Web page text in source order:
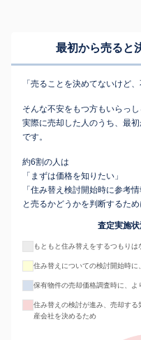
最初から売ると
「売ることを決めてないけど
そんな不安をもつ方もいらっ
実際に売却した人のうち、最
です。
約6割の人は
「まずは価格を知りたい」
「住み替え検討開始時に参考情
と売るかどうかを判断するた
査定実施
もともと住み替えをするつもり
住み替えについての検討開始時に
保有物件の売却価格調査時に、
住み替えの検討が進み、売却す
産会社を決めるため